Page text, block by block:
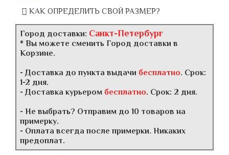
КАК ОПРЕДЕЛИТЬ СВОЙ РАЗМЕР?
Город доставки: Санкт-Петербург
* Вы можете сменить Город доставки в
Корзине.
- Доставка до пункта выдачи бесплатно. Срок:
1-2 дня.
- Доставка курьером бесплатно. Срок: 2 дня.
- Не выбрать? Отправим до 10 товаров на
примерку.
- Оплата всегда после примерки. Никаких
предоплат.